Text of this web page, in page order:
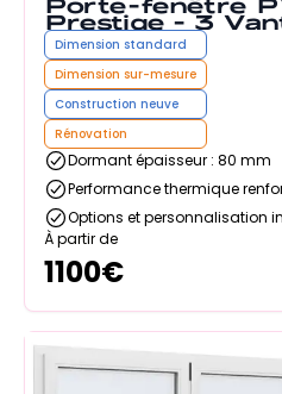
Prestige - 3
Dimension standard
Dimension sur-mesure
Construction neuve
Rénovation
Dormant épaisseur : 80 mm
Performance thermique
Options et personnalisation
À partir de
1100€